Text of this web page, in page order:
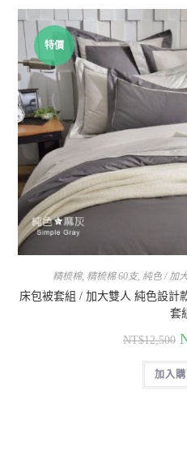
特價
精梳棉, 精梳棉 60支, 純色 / 加
床包被套組 / 加大雙人 純色設計
套
NT$12,500
加入